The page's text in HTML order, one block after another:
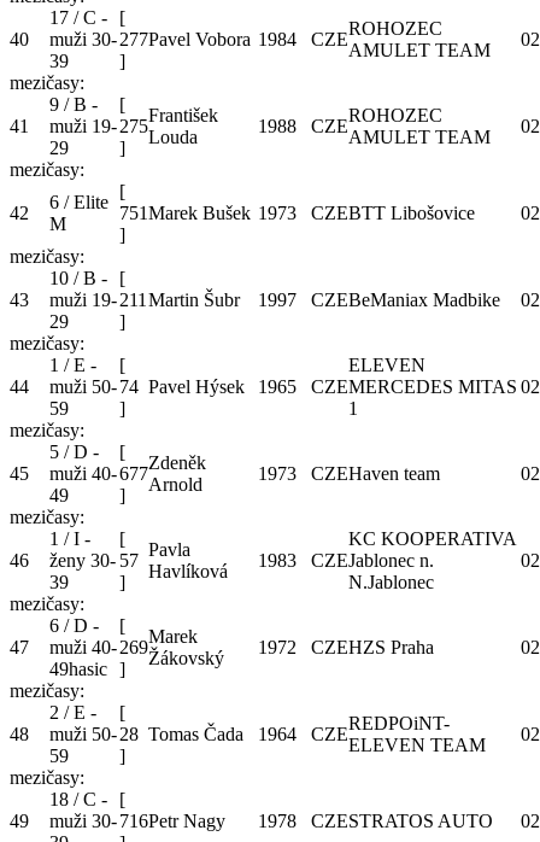
40
17 / C -
muži 30-
39
[
277
]
Pavel Vobora 1984 CZE
ROHOZEC
AMULET TEAM
mezičasy:
41
9 / B -
muži 19-
29
[
275
]
František
Louda
1988 CZE
ROHOZEC
AMULET TEAM
mezičasy:
42
6 / Elite
M
[
751
]
Marek Bušek 1973 CZEBTT Libošovice
mezičasy:
43
10 / B -
muži 19-
29
[
211
]
Martin Šubr 1997 CZEBeManiax Madbike
mezičasy:
44
1 / E -
muži 50-
59
[
74
]
Pavel Hýsek 1965 CZE
ELEVEN
MERCEDES MITAS
1
mezičasy:
45
5 / D -
muži 40-
49
[
677
]
Zdeněk
Arnold
1973 CZEHaven team
mezičasy:
46
1 / I -
ženy 30-
39
[
57
]
Pavla
Havlíková
1983 CZE
KC KOOPERATIVA
Jablonec n.
N.Jablonec
mezičasy:
47
6 / D -
muži 40-
49hasic
[
269
]
Marek
Žákovský
1972 CZEHZS Praha
mezičasy:
48
2 / E -
muži 50-
59
[
28
]
Tomas Čada 1964 CZE
REDPOiNT-
ELEVEN TEAM
mezičasy:
49
18 / C -
muži 30-
[
716Petr Nagy 1978 CZESTRATOS AUTO